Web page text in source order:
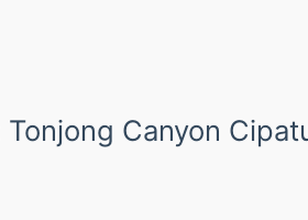
Tonjong Canyon